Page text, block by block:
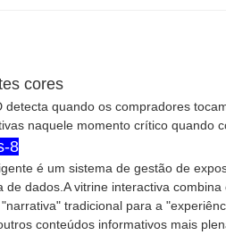
cores
detecta quando os compradores
naquele momento crítico quando
8
é um sistema de gestão de
de dados.A vitrine interactiva
tradicional para a
conteúdos informativos mais